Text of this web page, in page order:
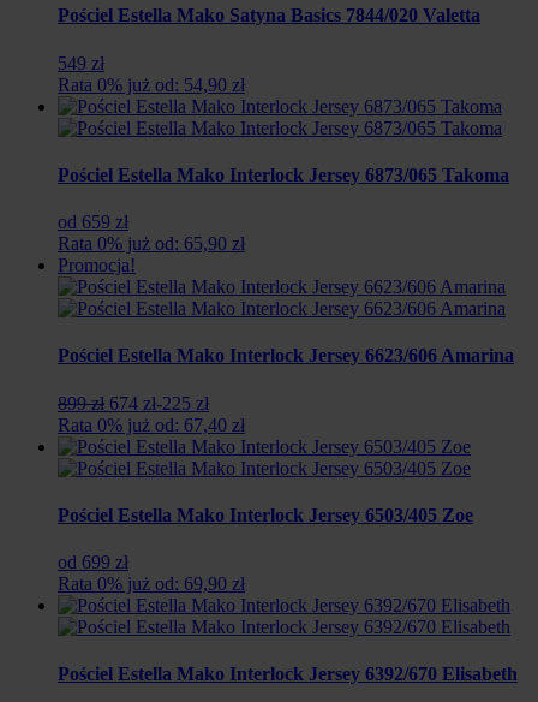
Pościel Estella Mako Satyna Basics 7844/020 Valetta
549 zł
Rata 0% już od: 54,90 zł
Pościel Estella Mako Interlock Jersey 6873/065 Takoma
od 659 zł
Rata 0% już od: 65,90 zł
Promocja!
Pościel Estella Mako Interlock Jersey 6623/606 Amarina
899 zł Pierwotna
cena
wynosiła:
899
674 złAktualna
cena
wynosi:
674
-225 zł
Rata 0% już od: 67,40 zł
Pościel Estella Mako Interlock Jersey 6503/405 Zoe
od 699 zł
Rata 0% już od: 69,90 zł
Pościel Estella Mako Interlock Jersey 6392/670 Elisabeth